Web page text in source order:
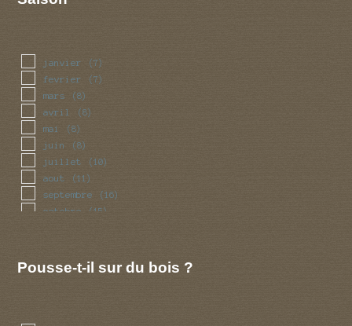
janvier (7)
fevrier (7)
mars (8)
avril (8)
mai (8)
juin (8)
juillet (10)
aout (11)
septembre (16)
octobre (15)
Pousse-t-il sur du bois ?